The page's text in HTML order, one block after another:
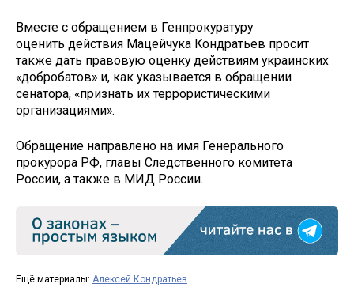
Вместе с обращением в Генпрокуратуру
оценить действия Мацейчука Кондратьев просит
также дать правовую оценку действиям украинских
«добробатов» и, как указывается в обращении
сенатора, «признать их террористическими
организациями».
Обращение направлено на имя Генерального
прокурора РФ, главы Следственного комитета
России, а также в МИД России.
Ещё материалы: Алексей Кондратьев